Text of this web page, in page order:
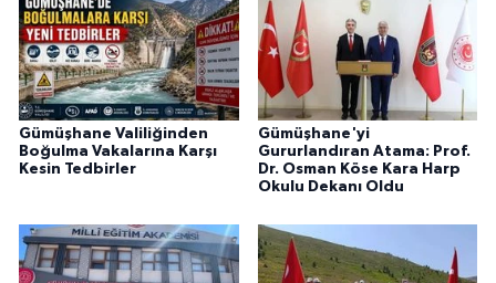
Gümüşhane Valiliğinden
Boğulma Vakalarına Karşı
Kesin Tedbirler
Gümüşhane'yi
Gururlandıran Atama: Prof.
Dr. Osman Köse Kara Harp
Okulu Dekanı Oldu